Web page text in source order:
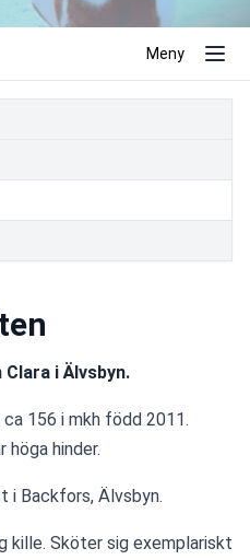
Meny
i Älvsbyn.
156 i mkh född 2011.
höga hinder.
i Backfors, Älvsbyn.
kille. Sköter sig exemplariskt